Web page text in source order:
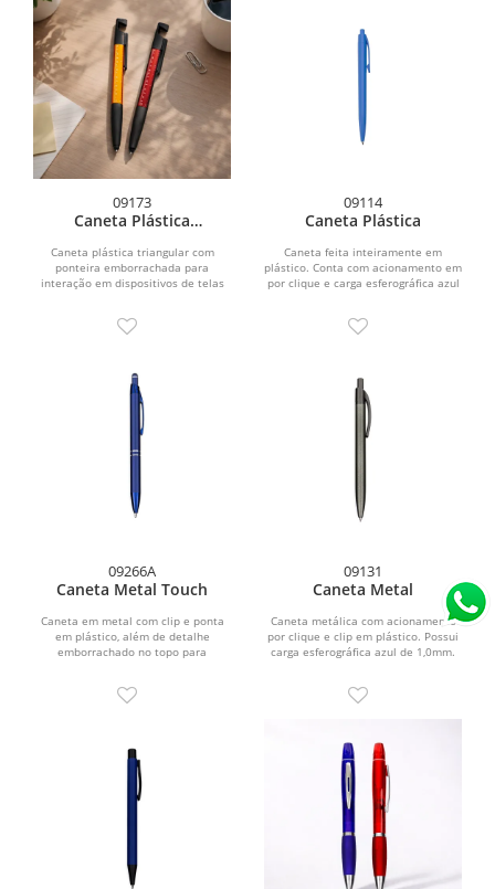
09173
Caneta Plástica
Caneta plástica triangular com
ponteira emborrachada para
interação em dispositivos de telas
09114
Caneta Plástica
Caneta feita inteiramente em
plástico. Conta com acionamento em
por clique e carga esferográfica azul
09266A
Caneta Metal Touch
Caneta em metal com clip e ponta
em plástico, além de detalhe
emborrachado no topo para
09131
Caneta Metal
Caneta metálica com acionamento
por clique e clip em plástico. Possui
carga esferográfica azul de 1,0mm.